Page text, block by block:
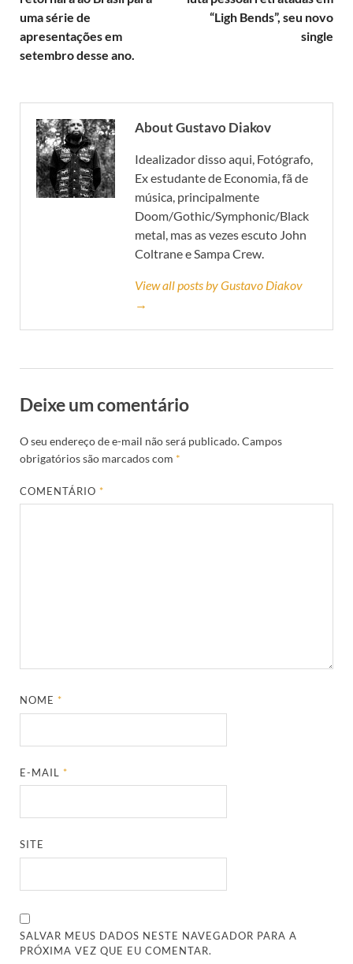
uma série de
apresentações em
setembro desse ano.
“Ligh Bends”, seu novo
single
About Gustavo Diakov
Idealizador disso aqui, Fotógrafo,
Ex estudante de Economia, fã de
música, principalmente
Doom/Gothic/Symphonic/Black
metal, mas as vezes escuto John
Coltrane e Sampa Crew.
View all posts by Gustavo Diakov
→
Deixe um comentário
O seu endereço de e-mail não será publicado.Campos
obrigatórios são marcados com *
COMENTÁRIO*
NOME*
E-MAIL*
SITE
SALVAR MEUS DADOS NESTE NAVEGADOR PARA A
PRÓXIMA VEZ QUE EU COMENTAR.